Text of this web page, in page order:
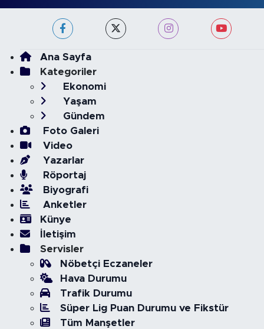
Ana Sayfa
Kategoriler
Ekonomi
Yaşam
Gündem
Foto Galeri
Video
Yazarlar
Röportaj
Biyografi
Anketler
Künye
İletişim
Servisler
Nöbetçi Eczaneler
Hava Durumu
Trafik Durumu
Süper Lig Puan Durumu ve Fikstür
Tüm Manşetler